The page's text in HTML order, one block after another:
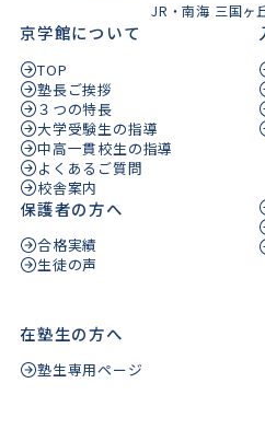
JR・南海 三国ヶ
京学館について
TOP
塾長ご挨拶
３つの特長
大学受験生の指導
中高一貫校生の指導
よくあるご質問
校舎案内
保護者の方へ
合格実績
生徒の声
在塾生の方へ
塾生専用ページ